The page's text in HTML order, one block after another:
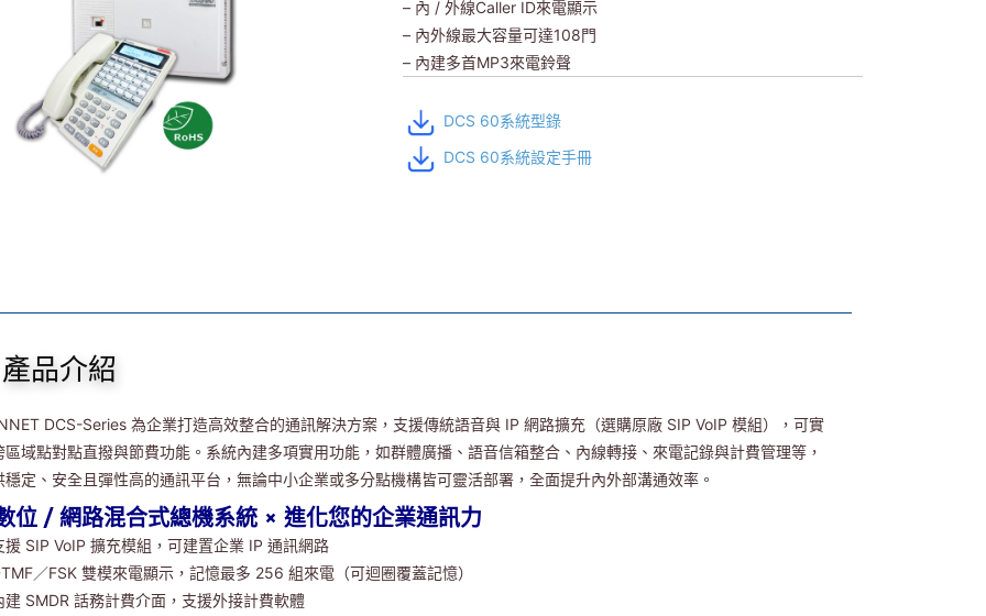
– 內 / 外線Caller ID來電顯示
– 內外線最大容量可達108門
– 內建多首MP3來電鈴聲
DCS 60系統型錄
DCS 60系統設定手冊
產品介紹
DCS-Series 為企業打造高效整合的通訊解決方案，支援傳統語音與 IP 網路擴充（選購原廠 SIP VoIP 模組），可實
區域點對點直撥與節費功能。系統內建多項實用功能，如群體廣播、語音信箱整合、內線轉接、來電記錄與計費管理等，
穩定、安全且彈性高的通訊平台，無論中小企業或多分點機構皆可靈活部署，全面提升內外部溝通效率。
位 / 網路混合式總機系統 × 進化您的企業通訊力
援 SIP VoIP 擴充模組，可建置企業 IP 通訊網路
／FSK 雙模來電顯示，記憶最多 256 組來電（可迴圈覆蓋記憶）
建 SMDR 話務計費介面，支援外接計費軟體